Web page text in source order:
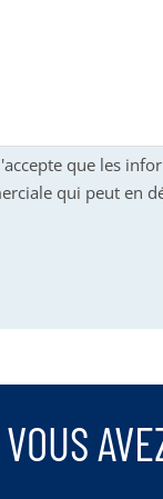
que les
qui peut en
VOUS